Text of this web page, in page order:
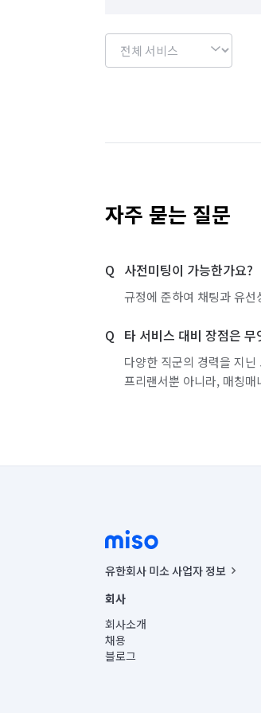
자주 묻는 질문
사전미팅이 가능한가요?
규정에 준하여 채팅과 유
타 서비스 대비 장점은 무
다양한 직군의 경력을 지
프리랜서뿐 아니라, 매칭
유한회사 미소 사업자 정보
사업자등록번호 : 291-87-00271 |
통신판매신고번호 : 2024-서울종로-
대표이사 : CHING VICTOR
주소 | 본사: 서울특별시 종로구 율
컨택센터 : 서울특별시 종로구 수
회사
회사소개
채용
블로그